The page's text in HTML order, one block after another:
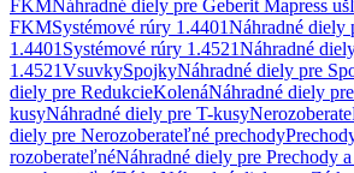
FKMNáhradné diely pre Geberit Mapress
FKMSystémové rúry 1.4401Náhradné diely
1.4401 Systémové rúry 1.4521Náhradné
1.4521VsuvkySpojkyNáhradné diely pre
diely pre RedukcieKolenáNáhradné diely
kusyNáhradné diely pre T-kusy
diely pre Nerozoberateľné prechody
rozoberateľnéNáhradné diely pre Prechody